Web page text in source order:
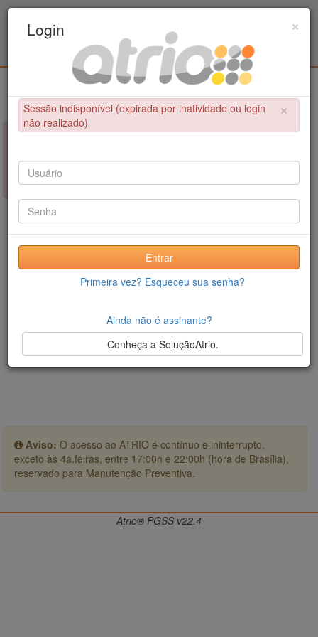
Educação Física / UPE - UFPB
×
NÃO FOI POSSÍVEL CONCLUIR A OPERAÇÃO
Sessão indisponível (expirada por inatividade ou login não
realizado)
Aviso: O acesso ao ATRIO é contínuo e ininterrupto,
exceto às 4a.feiras, entre 17:00h e 22:00h (hora de Brasília),
reservado para Manutenção Preventiva.
×
Login
×
Sessão indisponível (expirada por inatividade ou login
não realizado)
Entrar
Primeira vez? Esqueceu sua senha?
Ainda não é assinante?
Conheça a SoluçãoAtrio.
Atrio® PGSS v22.4